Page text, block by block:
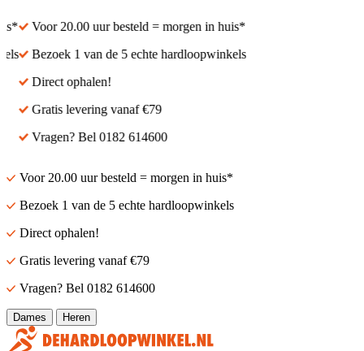
Voor 20.00 uur besteld = morgen in huis*
Bezoek 1 van de 5 echte hardloopwinkels
Direct ophalen!
Gratis levering vanaf €79
Vragen? Bel 0182 614600
Voor 20.00 uur besteld = morgen in huis*
Bezoek 1 van de 5 echte hardloopwinkels
Direct ophalen!
Gratis levering vanaf €79
Vragen? Bel 0182 614600
Dames Heren